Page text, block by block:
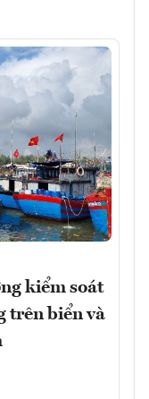
kiểm soát
trên biển và